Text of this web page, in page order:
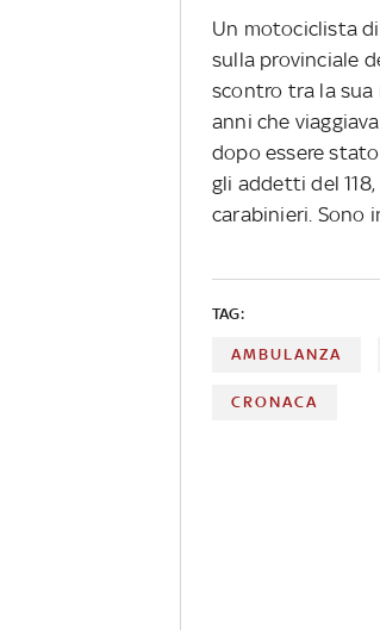
Un motociclista
sulla provinciale
scontro tra la sua
anni che
dopo essere
gli addetti del
carabinieri. Sono
TAG:
AMBULANZA
CRONACA